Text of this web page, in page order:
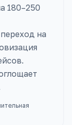
180–250
на